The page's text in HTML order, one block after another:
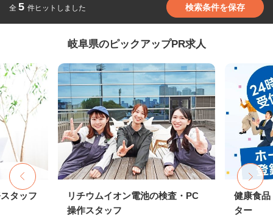
全 5 件ヒットしました 検索条件を保存
岐阜県のピックアップPR求人
タッフ
リチウムイオン電池の検査・PC
操作スタッフ
健康食品
ター